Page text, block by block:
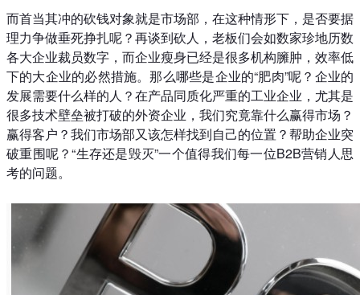
而首当其冲的砍钱对象就是市场部，在这种情形下，是否要据
理力争做垂死挣扎呢？再谈到砍人，老板们会如数家珍地历数
各大企业裁员数字，而企业瘦身已经是很多机构臃肿，效率低
下的大企业的必然措施。那么哪些是企业的“肥肉”呢？企业的
发展需要什么样的人？在产品同质化严重的工业企业，尤其是
很多技术壁垒被打破的外资企业，我们究竟靠什么赢得市场？
赢得客户？我们市场部又该怎样找到自己的位置？帮助企业突
破重围呢？“生存还是毁灭”一个值得我们每一位B2B营销人思
考的问题。